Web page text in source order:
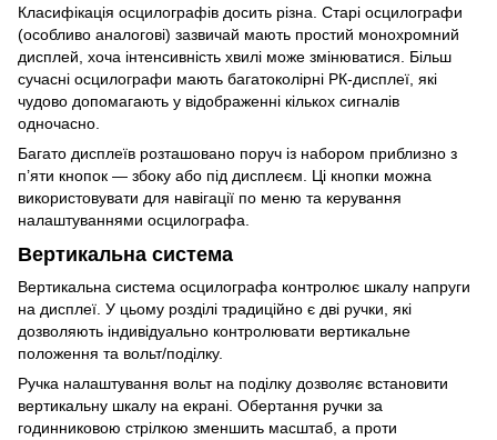
Класифікація осцилографів досить різна. Старі осцилографи
(особливо аналогові) зазвичай мають простий монохромний
дисплей, хоча інтенсивність хвилі може змінюватися. Більш
сучасні осцилографи мають багатоколірні РК-дисплеї, які
чудово допомагають у відображенні кількох сигналів
одночасно.
Багато дисплеїв розташовано поруч із набором приблизно з
п’яти кнопок — збоку або під дисплеєм. Ці кнопки можна
використовувати для навігації по меню та керування
налаштуваннями осцилографа.
Вертикальна система
Вертикальна система осцилографа контролює шкалу напруги
на дисплеї. У цьому розділі традиційно є дві ручки, які
дозволяють індивідуально контролювати вертикальне
положення та вольт/поділку.
Ручка налаштування вольт на поділку дозволяє встановити
вертикальну шкалу на екрані. Обертання ручки за
годинниковою стрілкою зменшить масштаб, а проти